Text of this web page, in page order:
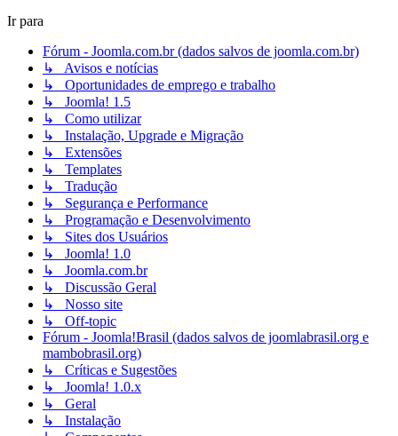
Ir para
Fórum - Joomla.com.br (dados salvos de joomla.com.br)
↳ Avisos e notícias
↳ Oportunidades de emprego e trabalho
↳ Joomla! 1.5
↳ Como utilizar
↳ Instalação, Upgrade e Migração
↳ Extensões
↳ Templates
↳ Tradução
↳ Segurança e Performance
↳ Programação e Desenvolvimento
↳ Sites dos Usuários
↳ Joomla! 1.0
↳ Joomla.com.br
↳ Discussão Geral
↳ Nosso site
↳ Off-topic
Fórum - Joomla!Brasil (dados salvos de joomlabrasil.org e
mambobrasil.org)
↳ Críticas e Sugestões
↳ Joomla! 1.0.x
↳ Geral
↳ Instalação